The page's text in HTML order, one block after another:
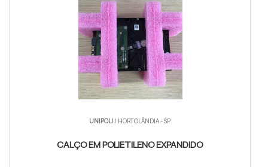
UNIPOLI/ HORTOLÂNDIA - SP
CALÇO EM POLIETILENO EXPANDIDO